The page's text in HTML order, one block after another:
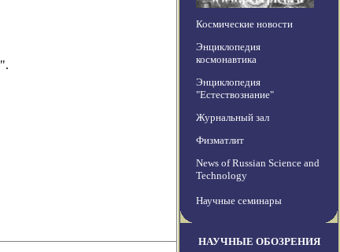
".
Космические новости
Энциклопедия
космонавтика
Энциклопедия
"Естествознание"
Журнальный зал
Физматлит
News of Russian Science and
Technology
Научные семинары
НАУЧНЫЕ ОБОЗРЕНИЯ